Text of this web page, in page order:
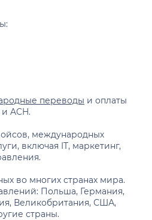
переводы и оплаты
ACH.
международных
включая IT, маркетинг,
во многих странах мира.
Польша, Германия,
Великобритания, США,
страны.